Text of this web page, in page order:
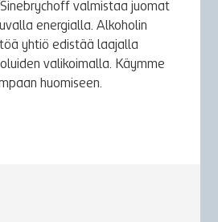
valmistaa juomat
energialla. Alkoholin
yhtiö edistää laajalla
valikoimalla. Käymme
huomiseen.